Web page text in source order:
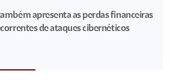
apresenta as perdas financeiras
de ataques cibernéticos